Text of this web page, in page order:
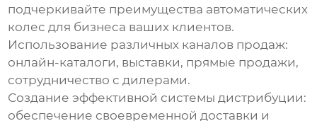
подчеркивайте преимущества автоматических
колес для бизнеса ваших клиентов.
Использование различных каналов продаж:
онлайн-каталоги, выставки, прямые продажи,
сотрудничество с дилерами.
Создание эффективной системы дистрибуции:
обеспечение своевременной доставки и